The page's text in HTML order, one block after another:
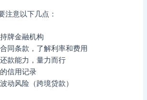
注意以下几点：
牌金融机构
同条款，了解利率和费用
款能力，量力而行
信用记录
动风险（跨境贷款）